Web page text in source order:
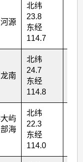
源
北纬
23.8
东经
114.7
南
北纬
24.7
东经
114.8
屿
海
北纬
22.3
东经
114.0